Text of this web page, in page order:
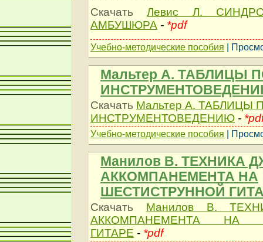
СкачатьЛевис Л.
АМБУШЮРА - *pdf
Учебно-методические пособия |
Мальтер А. ТАБЛИЦЫ
Скачать Мальтер А. ТАБЛИЦЫ
ИНСТРУМЕНТОВЕДЕНИЮ -
Учебно-методические пособия |
Манилов В. ТЕХНИКА
АККОМПАНЕМЕНТА НА
ШЕСТИСТРУННОЙ
Скачать Манилов В.
АККОМПАНЕМЕНТА НА
ГИТАРЕ - *pdf